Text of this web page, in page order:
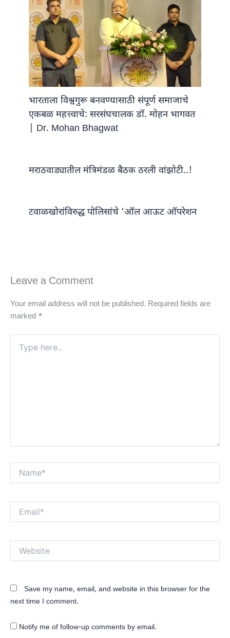
भारताला विश्वगुरू बनवण्यासाठी संपूर्ण समाजाचे
एकबळ महत्त्वाचे: सरसंघचालक डॉ. मोहन भागवत
| Dr. Mohan Bhagwat
मराठवाड्यातील मंत्रिमंडळ बैठक ठरली वांझोटी..!
टवाळखोरांविरुद्ध पोलिसांचे ‘ऑल आऊट ऑपरेशन
Leave a Comment
Your email address will not be published. Required fields are
marked *
here..
Save my name, email, and website in this browser for the
next time I comment.
Notify me of follow-up comments by email.